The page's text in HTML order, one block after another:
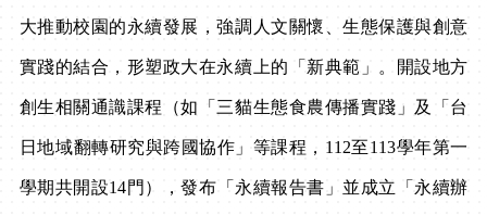
大推動校園的永續發展，強調人文關懷、生態保護與創意
實踐的結合，形塑政大在永續上的「新典範」。開設地方
創生相關通識課程（如「三貓生態食農傳播實踐」及「台
日地域翻轉研究與跨國協作」等課程， 112至113學年第一
學期共開設14門），發布「永續報告書」並成立「永續辦